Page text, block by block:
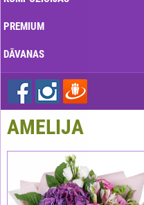
PREMIUM
DĀVANAS
AMELIJA